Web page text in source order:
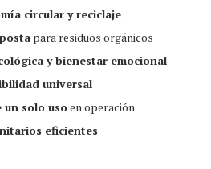
circular y reciclaje
para residuos orgánicos
y bienestar emocional
universal
un solo usoen operación
eficientes